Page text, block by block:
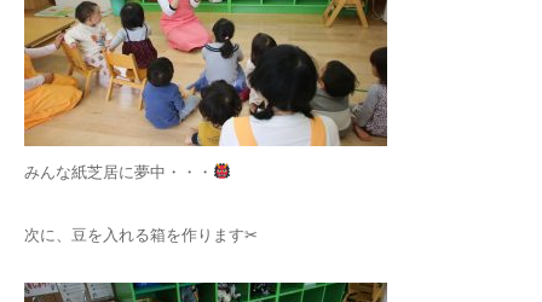
みんな紙芝居に夢中・・・
次に、豆を入れる箱を作ります✂